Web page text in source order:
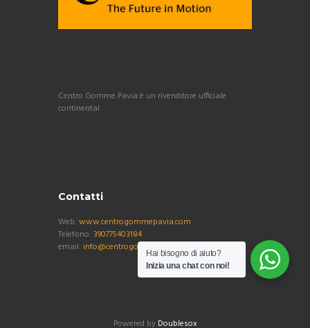
Centro Gomme Pavia è un rivenditore ufficiale
continental
Contatti
Web: www.centrogommepavia.com
Telefono: 390775403184
email: info@centrogommepavia.com
Powered by Doublesox
Hai bisogno di aiuto?
Inizia una chat con noi!